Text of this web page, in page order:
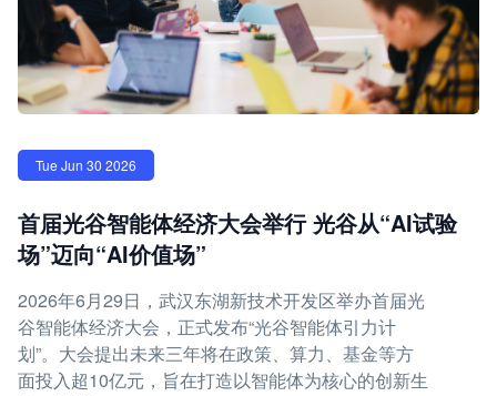
Tue Jun 30 2026
首届光谷智能体经济大会举行 光谷从“AI试验
场”迈向“AI价值场”
2026年6月29日，武汉东湖新技术开发区举办首届光
谷智能体经济大会，正式发布“光谷智能体引力计
划”。大会提出未来三年将在政策、算力、基金等方
面投入超10亿元，旨在打造以智能体为核心的创新生